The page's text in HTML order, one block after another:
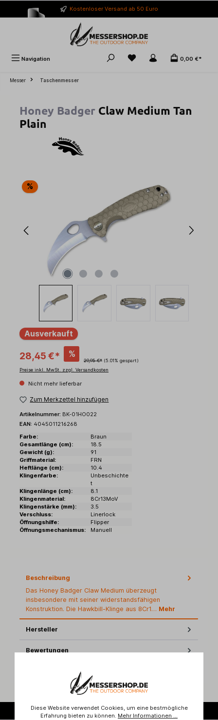
springen Kostenloser Versand ab 50 Euro
Navigation 0,00 €*
Messer Taschenmesser
Honey Badger Claw Medium Tan
Plain
Bildergalerie überspringen
%
Ausverkauft
28,45 €* %
29,95 €* (5.01% gespart)
Preise inkl. MwSt. zzgl. Versandkosten
Nicht mehr lieferbar
Zum Merkzettel hinzufügen
Artikelnummer: BK-01HO022
EAN: 4045011216268
Farbe:
Braun
Gesamtlänge (cm):
18.5
Gewicht (g):
91
Griffmaterial:
FRN
Heftlänge (cm):
10.4
Klingenfarbe:
Unbeschichte
t
Klingenlänge (cm):
8.1
Klingenmaterial:
8Cr13MoV
Klingenstärke (mm):
3.5
Verschluss:
Linerlock
Öffnungshilfe:
Flipper
Öffnungsmechanismus:
Manuell
Beschreibung
Das Honey Badger Claw Medium überzeugt
insbesondere mit seiner widerstandsfähigen
Konstruktion. Die Hawkbill-Klinge aus 8Cr1… Mehr
Hersteller
Bewertungen
Kostenloser Versand ab 50 Euro
Diese Website verwendet Cookies, um eine bestmögliche
Erfahrung bieten zu können. Mehr Informationen ...